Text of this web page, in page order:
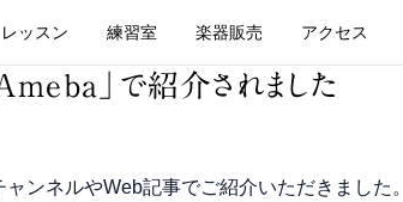
レッスン 練習室 楽器販売 アクセス
」で紹介されました
ンネルやWeb記事でご紹介いただきました。